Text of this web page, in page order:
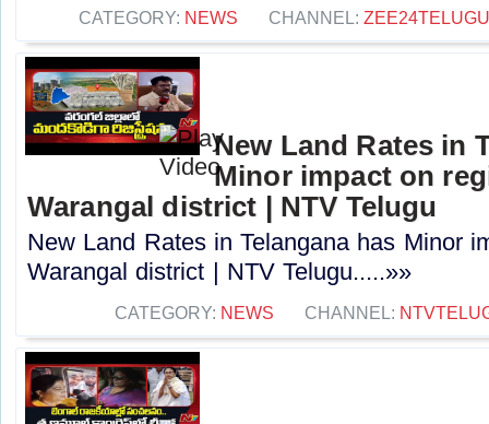
CATEGORY: NEWS CHANNEL:
New Land Rates in
Minor impact on
Warangal district | NTV Telugu
New Land Rates in Telangana has Minor
Warangal district | NTV Telugu.....»»
CATEGORY: NEWS CHANNEL: